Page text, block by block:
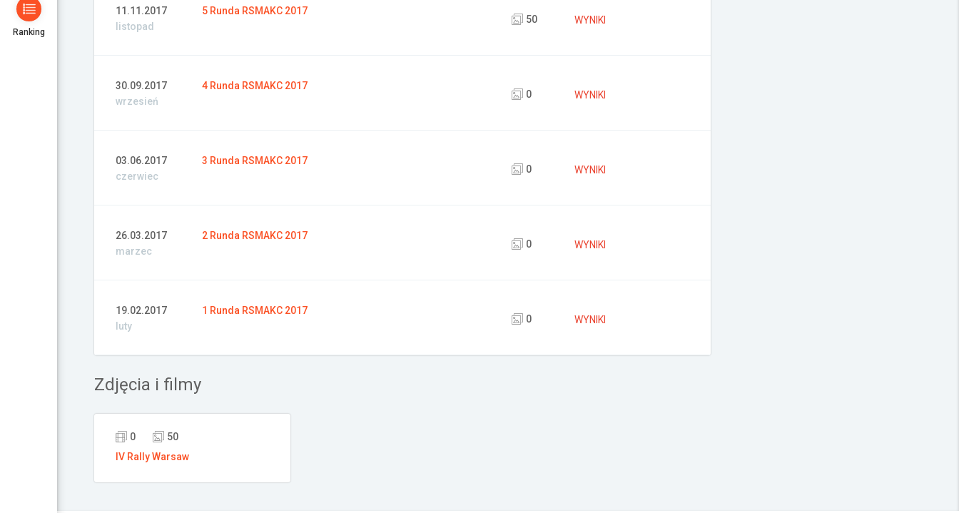
Ranking
11.11.2017
listopad
5 Runda RSMAKC 2017
50 WYNIKI
30.09.2017
wrzesień
4 Runda RSMAKC 2017
0 WYNIKI
03.06.2017
czerwiec
3 Runda RSMAKC 2017
0 WYNIKI
26.03.2017
marzec
2 Runda RSMAKC 2017
0 WYNIKI
19.02.2017
luty
1 Runda RSMAKC 2017
0 WYNIKI
Zdjęcia i filmy
0
50
IV Rally Warsaw